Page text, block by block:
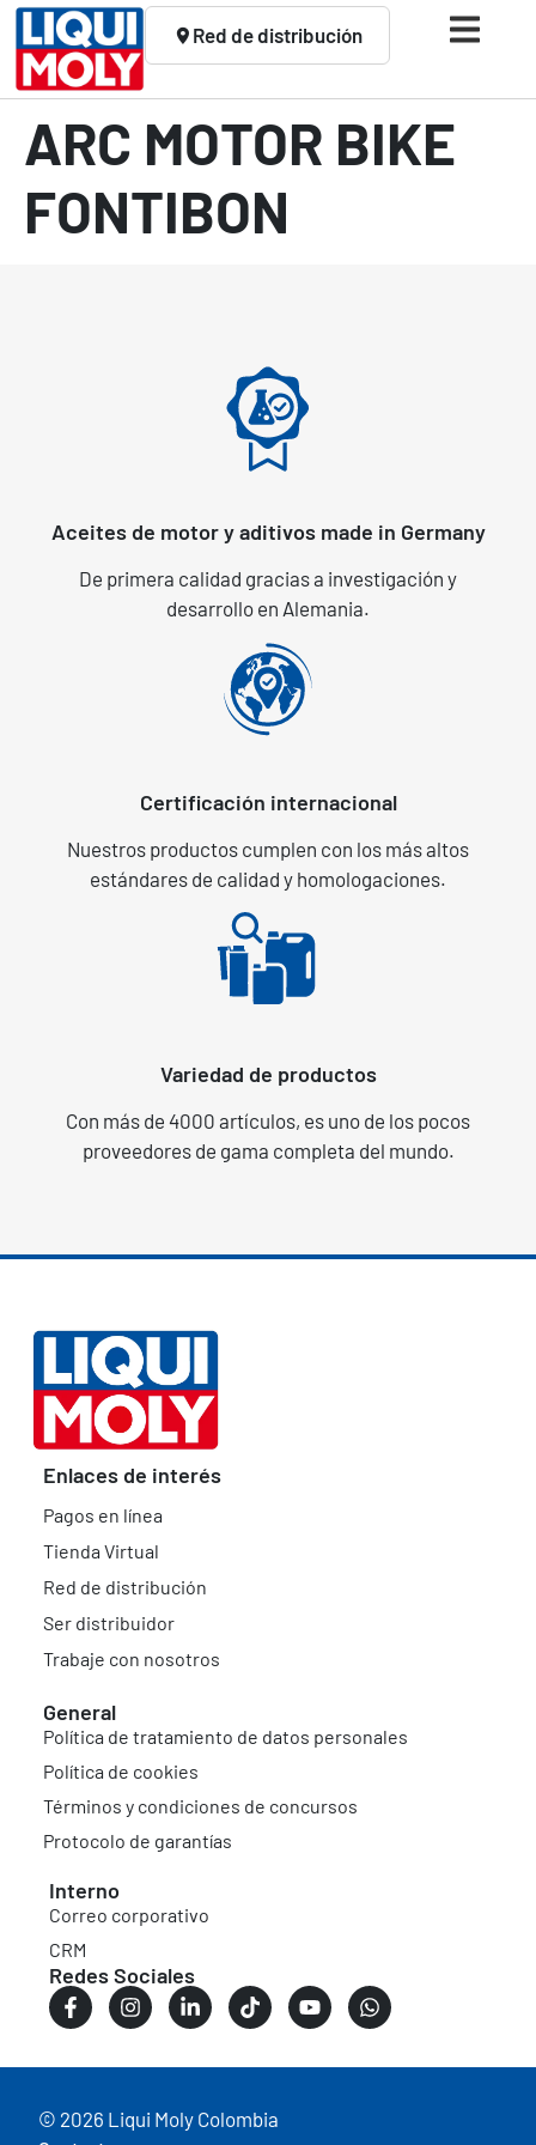
Red de distribución
ARC MOTOR BIKE
FONTIBON
Aceites de motor y aditivos made in Germany
De primera calidad gracias a investigación y
desarrollo en Alemania.
Certificación internacional
Nuestros productos cumplen con los más altos
estándares de calidad y homologaciones.
Variedad de productos
Con más de 4000 artículos, es uno de los pocos
proveedores de gama completa del mundo.
Enlaces de interés
Pagos en línea
Tienda Virtual
Red de distribución
Ser distribuidor
Trabaje con nosotros
General
Política de tratamiento de datos personales
Política de cookies
Términos y condiciones de concursos
Protocolo de garantías
Interno
Correo corporativo
CRM
Redes Sociales
© 2026 Liqui Moly Colombia